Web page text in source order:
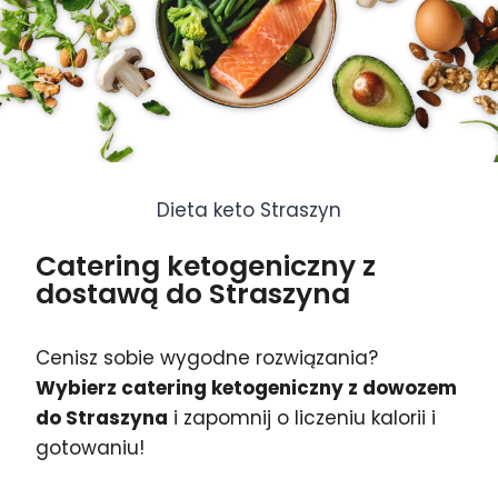
Dieta keto Straszyn
Catering ketogeniczny z
dostawą do Straszyna
Cenisz sobie wygodne rozwiązania?
Wybierz catering ketogeniczny z dowozem
do Straszyna i zapomnij o liczeniu kalorii i
gotowaniu!